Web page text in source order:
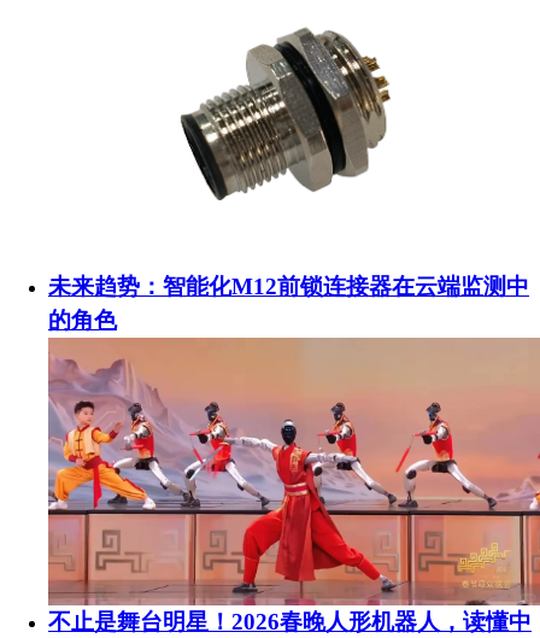
未来趋势：智能化M12前锁连接器在云端监测中
的角色
不止是舞台明星！2026春晚人形机器人，读懂中